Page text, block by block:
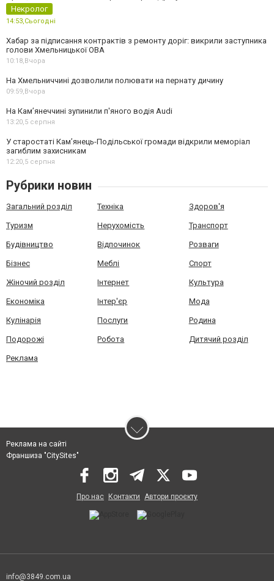
Некролог
14:53,Сьогодні
Хабар за підписання контрактів з ремонту доріг: викрили заступника
голови Хмельницької ОВА
10:18, Вчора
На Хмельниччині дозволили полювати на пернату дичину
09:59, Вчора
На Камʼянеччині зупинили п'яного водія Audi
13:20,5 серпня
У старостаті Кам’янець-Подільської громади відкрили меморіал
загиблим захисникам
12:20,5 серпня
Рубрики новин
Загальний розділ Техніка Здоров'я
Туризм Нерухомість Транспорт
Будівництво Відпочинок Розваги
Бізнес Меблі Спорт
Жіночий розділ Інтернет Культура
Економіка Інтер'єр Мода
Кулінарія Послуги Родина
Подорожі Робота Дитячий розділ
Реклама
Реклама на сайті
Франшиза "CitySites"
Про нас Контакти Автори проєкту
info@3849.com.ua